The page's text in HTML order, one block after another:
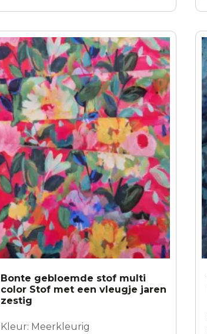
Bonte gebloemde stof multi
color Stof met een vleugje jaren
zestig
Kleur: Meerkleurig